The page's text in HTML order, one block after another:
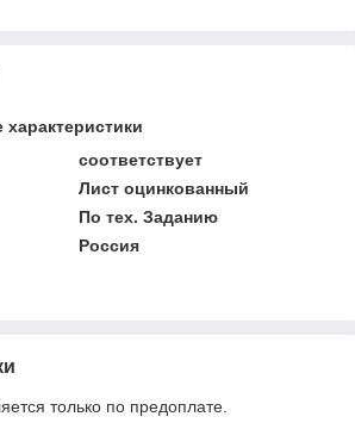
соответствует
Лист оцинкованный
По тех. Заданию
Россия
только по предоплате.